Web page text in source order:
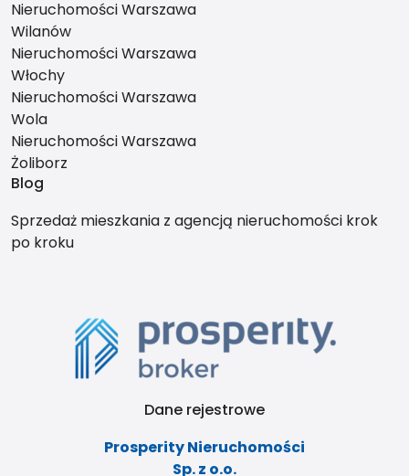
Nieruchomości Warszawa
Wilanów
Nieruchomości Warszawa
Włochy
Nieruchomości Warszawa
Wola
Nieruchomości Warszawa
Żoliborz
Blog
Sprzedaż mieszkania z agencją nieruchomości krok
po kroku
Dane rejestrowe
Prosperity Nieruchomości
Sp. z o.o.